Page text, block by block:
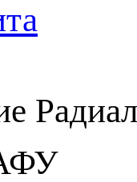
Радиал